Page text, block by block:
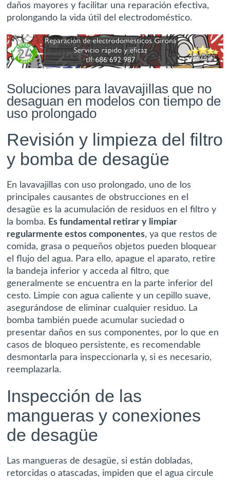
daños mayores y facilitar una reparación efectiva,
prolongando la vida útil del electrodoméstico.
Soluciones para lavavajillas que no
desaguan en modelos con tiempo de
uso prolongado
Revisión y limpieza del filtro
y bomba de desagüe
En lavavajillas con uso prolongado, uno de los
principales causantes de obstrucciones en el
desagüe es la acumulación de residuos en el filtro y
la bomba. Es fundamental retirar y limpiar
regularmente estos componentes, ya que restos de
comida, grasa o pequeños objetos pueden bloquear
el flujo del agua. Para ello, apague el aparato, retire
la bandeja inferior y acceda al filtro, que
generalmente se encuentra en la parte inferior del
cesto. Limpie con agua caliente y un cepillo suave,
asegurándose de eliminar cualquier residuo. La
bomba también puede acumular suciedad o
presentar daños en sus componentes, por lo que en
casos de bloqueo persistente, es recomendable
desmontarla para inspeccionarla y, si es necesario,
reemplazarla.
Inspección de las
mangueras y conexiones
de desagüe
Las mangueras de desagüe, si están dobladas,
retorcidas o atascadas, impiden que el agua circule